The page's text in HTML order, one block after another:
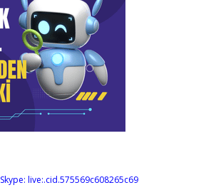
Skype: live:.cid.575569c608265c69